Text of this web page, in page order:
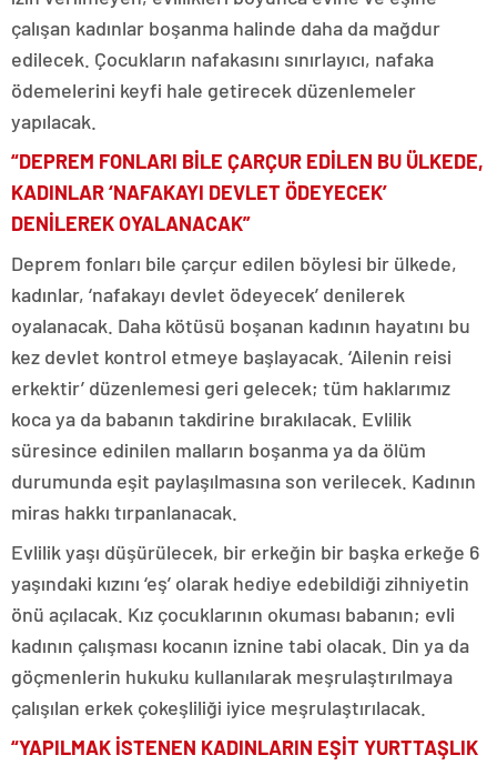
çalışan kadınlar boşanma halinde daha da mağdur
edilecek. Çocukların nafakasını sınırlayıcı, nafaka
ödemelerini keyfi hale getirecek düzenlemeler
yapılacak.
“DEPREM FONLARI BİLE ÇARÇUR EDİLEN BU ÜLKEDE,
KADINLAR ‘NAFAKAYI DEVLET ÖDEYECEK’
DENİLEREK OYALANACAK”
Deprem fonları bile çarçur edilen böylesi bir ülkede,
kadınlar, ‘nafakayı devlet ödeyecek’ denilerek
oyalanacak. Daha kötüsü boşanan kadının hayatını bu
kez devlet kontrol etmeye başlayacak. ‘Ailenin reisi
erkektir’ düzenlemesi geri gelecek; tüm haklarımız
koca ya da babanın takdirine bırakılacak. Evlilik
süresince edinilen malların boşanma ya da ölüm
durumunda eşit paylaşılmasına son verilecek. Kadının
miras hakkı tırpanlanacak.
Evlilik yaşı düşürülecek, bir erkeğin bir başka erkeğe 6
yaşındaki kızını ‘eş’ olarak hediye edebildiği zihniyetin
önü açılacak. Kız çocuklarının okuması babanın; evli
kadının çalışması kocanın iznine tabi olacak. Din ya da
göçmenlerin hukuku kullanılarak meşrulaştırılmaya
çalışılan erkek çokeşliliği iyice meşrulaştırılacak.
“YAPILMAK İSTENEN KADINLARIN EŞİT YURTTAŞLIK